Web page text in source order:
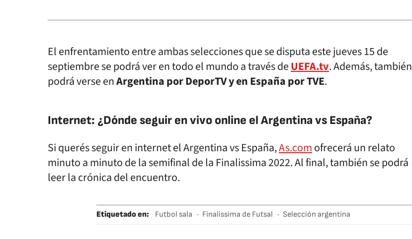
El enfrentamiento entre ambas selecciones que se disputa este jueves 15 de
septiembre se podrá ver en todo el mundo a través deUEFA.tv. Además, también
podrá verse enArgentina por DeporTV y en España por TVE.
Internet: ¿Dónde seguir en vivo online el Argentina vs España?
Si querés seguir en internet el Argentina vs España,As.comofrecerá un relato
minuto a minuto de la semifinal de la Finalissima 2022. Al final, también se podrá
leer la crónica del encuentro.
Etiquetado en: Futbol sala Finalissima de Futsal
Selección argentina